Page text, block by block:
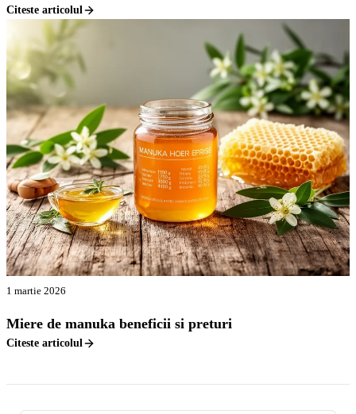
Citeste articolul
1 martie 2026
Miere de manuka beneficii si preturi
Citeste articolul